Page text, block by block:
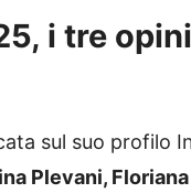
i tre
sul suo profilo
Plevani,